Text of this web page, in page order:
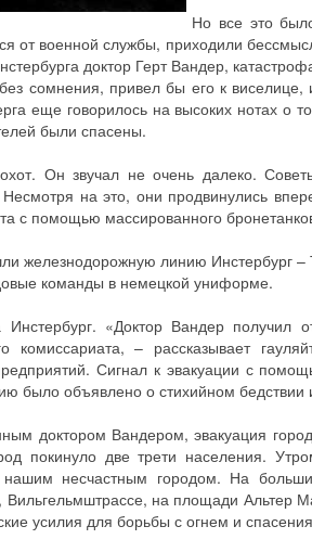
Но все это
от военной службы, приходили
доктор Герт Вандер,
сомнения, привел бы его к
еще говорилось на высоких нотах о
были спасены.
Он звучал не очень далеко.
на это, они продвинулись
с помощью массированного
железнодорожную линию Инстербург –
команды в немецкой униформе.
«Доктор Вандер получил
комиссариата, – рассказывает
Сигнал к эвакуации с
было объявлено о стихийном бедствии
доктором Вандером, эвакуация
покинуло две трети населения.
несчастным городом. На
на площади Альтер
усилия для борьбы с огнем и